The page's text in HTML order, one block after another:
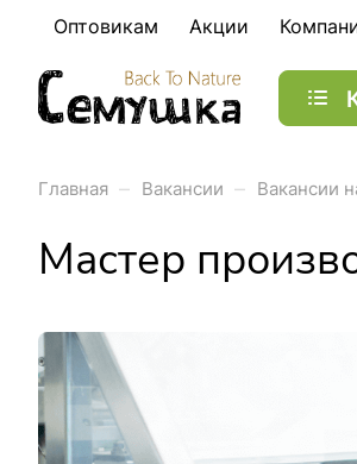
Оптовикам Акции
Главная – Вакансии – Вакансии
Мастер